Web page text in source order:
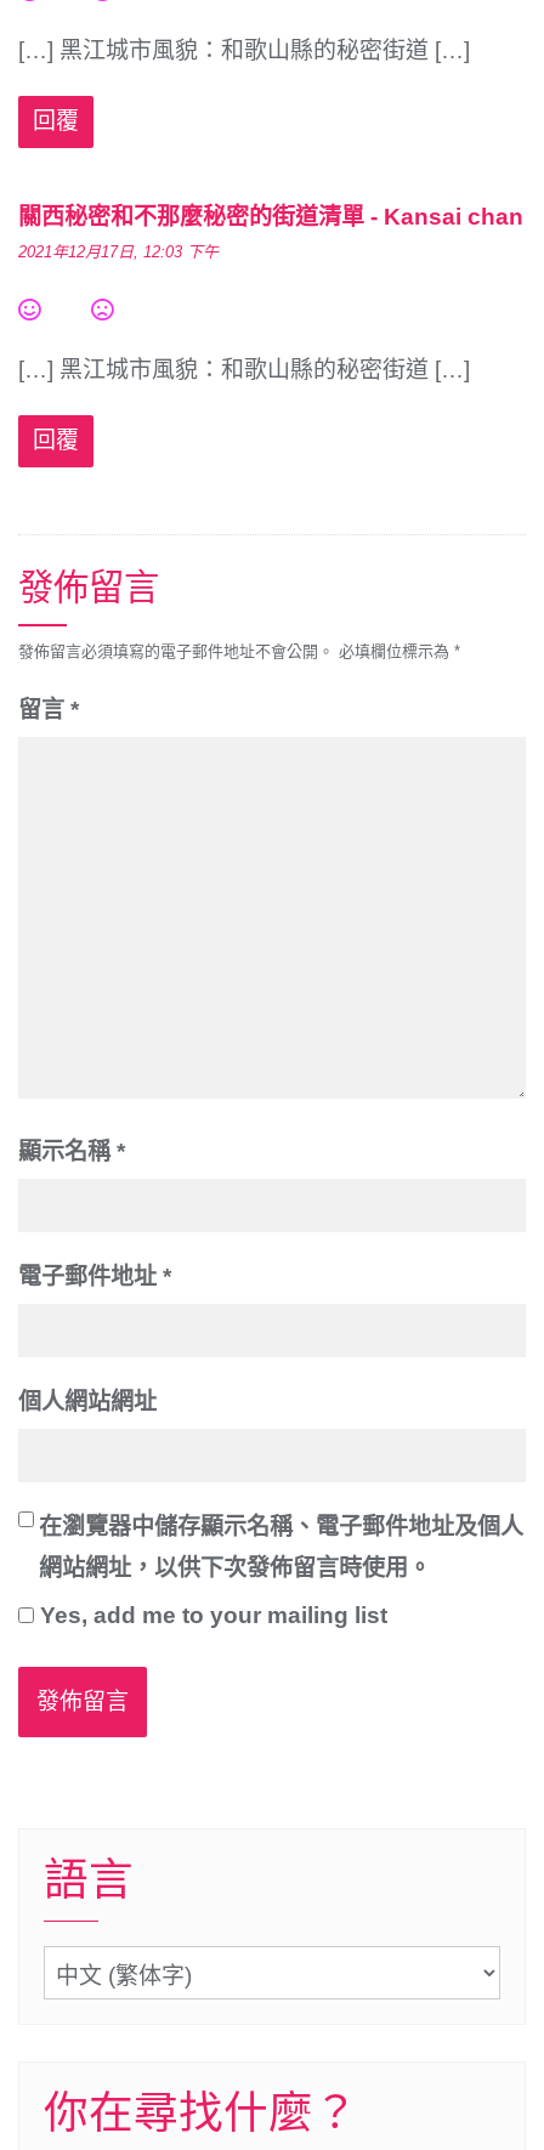
[…] 黑江城市風貌：和歌山縣的秘密街道 […]
回覆
關西秘密和不那麼秘密的街道清單 - Kansai chan
2021年12月17日, 12:03 下午
[…] 黑江城市風貌：和歌山縣的秘密街道 […]
回覆
發佈留言
發佈留言必須填寫的電子郵件地址不會公開。 必填欄位標示為 *
留言 *
顯示名稱*
電子郵件地址 *
個人網站網址
在瀏覽器中儲存顯示名稱、電子郵件地址及個人
網站網址，以供下次發佈留言時使用。
Yes, add me to your mailing list
語言
語
言
你在尋找什麼？